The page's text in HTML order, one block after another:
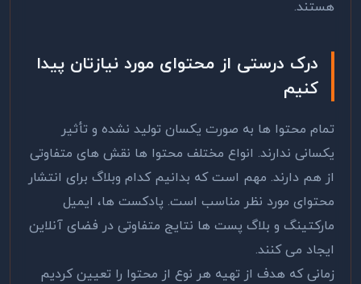
هستند.
درک درستی از محتوای مورد نیازتان پیدا
کنیم
تمام محتوا ها به صورت یکسان تولید نشده و تأثیر
یکسانی ندارند. انواع مختلف محتوا ها نقش های متفاوتی
از هم دارند. مهم است که بدانیم کدام وبلاگ برای انتشار
محتوای مورد نظر مناسب است. پادکست ها، ایمیل
مارکتینگ و بلاگ پست ها نتایج متفاوتی در فضای آنلاین
ایجاد می کنند.
زمانی که هدف از تهیه هر نوع از محتوا را تعیین کردیم